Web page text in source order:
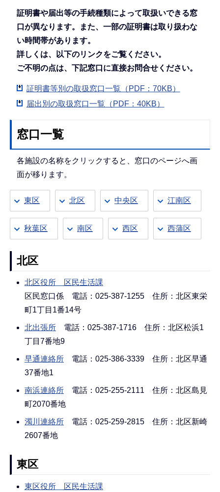
証明書や届出等の手続種類によって取扱いできる窓
口が異なります。また、一部の証明書は取り扱わな
い時間帯があります。
詳しくは、以下のリンクをご覧ください。
ご不明の点は、下記窓口に直接お問合せください。
証明書等別の取扱窓口一覧（PDF：70KB）
届出別の取扱窓口一覧（PDF：40KB）
窓口一覧
各施設の名称をクリックすると、窓口のページへ画
面が移ります。
東区 北区 中央区 江南区
秋葉区 南区 西区 西蒲区
北区
北区役所 区民生活課
区民窓口係 電話：025-387-1255 住所：北区東栄
町1丁目1番14号
北出張所 電話：025-387-1716 住所：北区松浜1
丁目7番地9
早通連絡所 電話：025-386-3339 住所：北区早通
37番地1
南浜連絡所 電話：025-255-2111 住所：北区島見
町2070番地
濁川連絡所 電話：025-259-2815 住所：北区新崎
2607番地
東区
東区役所 区民生活課